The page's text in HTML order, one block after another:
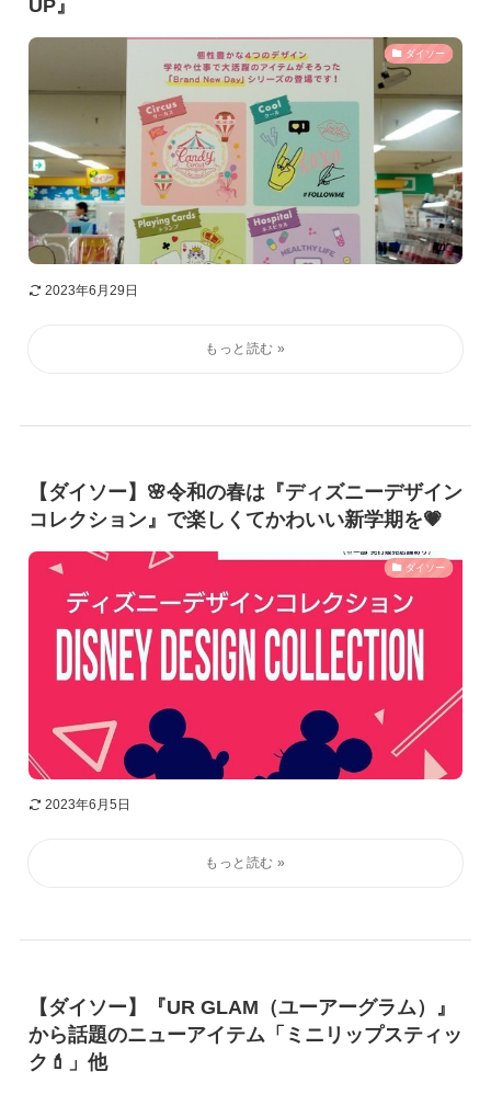
UP』
ダイソー
2023年6月29日
【ダイソー】🌸令和の春は『ディズニーデザイン
コレクション』で楽しくてかわいい新学期を💗
ダイソー
2023年6月5日
【ダイソー】『UR GLAM（ユーアーグラム）』
から話題のニューアイテム「ミニリップスティッ
ク💄」他